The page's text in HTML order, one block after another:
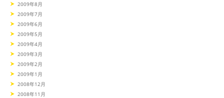
2009年8月
2009年7月
2009年6月
2009年5月
2009年4月
2009年3月
2009年2月
2009年1月
2008年12月
2008年11月